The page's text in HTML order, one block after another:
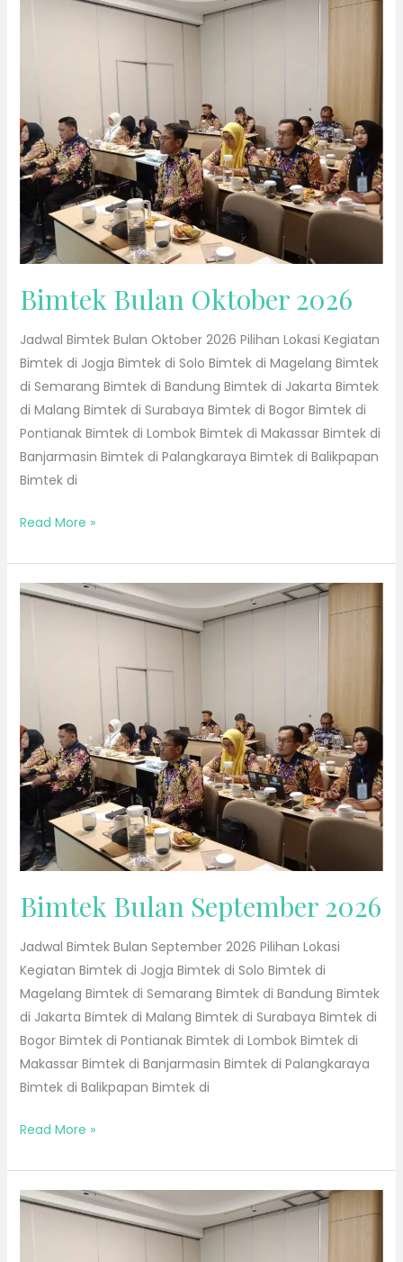
Bimtek Bulan Oktober 2026
Jadwal Bimtek Bulan Oktober 2026 Pilihan Lokasi Kegiatan
Bimtek di Jogja Bimtek di Solo Bimtek di Magelang Bimtek
di Semarang Bimtek di Bandung Bimtek di Jakarta Bimtek
di Malang Bimtek di Surabaya Bimtek di Bogor Bimtek di
Pontianak Bimtek di Lombok Bimtek di Makassar Bimtek di
Banjarmasin Bimtek di Palangkaraya Bimtek di Balikpapan
Bimtek di
Read More »
Bimtek Bulan September 2026
Jadwal Bimtek Bulan September 2026 Pilihan Lokasi
Kegiatan Bimtek di Jogja Bimtek di Solo Bimtek di
Magelang Bimtek di Semarang Bimtek di Bandung Bimtek
di Jakarta Bimtek di Malang Bimtek di Surabaya Bimtek di
Bogor Bimtek di Pontianak Bimtek di Lombok Bimtek di
Makassar Bimtek di Banjarmasin Bimtek di Palangkaraya
Bimtek di Balikpapan Bimtek di
Bimtek
Read More »
Bimtek